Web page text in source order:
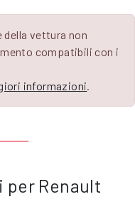
vettura non
compatibili con i
informazioni
per Renault